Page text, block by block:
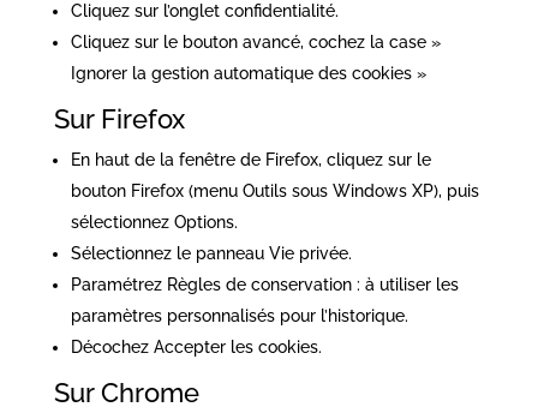
Cliquez sur l’onglet confidentialité.
Cliquez sur le bouton avancé, cochez la case »
Ignorer la gestion automatique des cookies »
Sur Firefox
En haut de la fenêtre de Firefox, cliquez sur le
bouton Firefox (menu Outils sous Windows XP), puis
sélectionnez Options.
Sélectionnez le panneau Vie privée.
Paramétrez Règles de conservation : à utiliser les
paramètres personnalisés pour l’historique.
Décochez Accepter les cookies.
Sur Chrome